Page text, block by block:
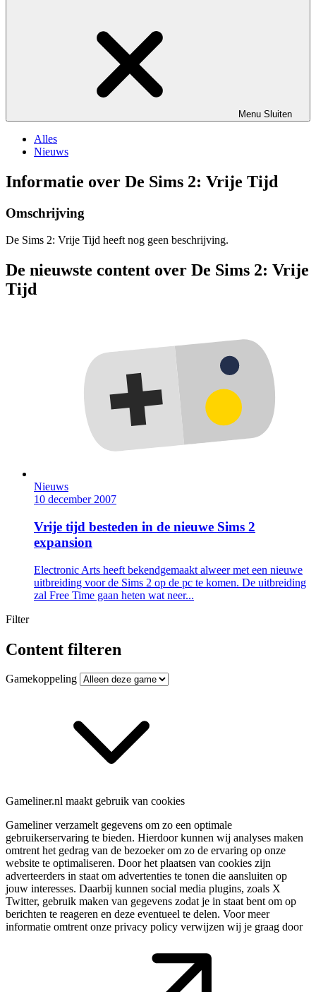
Menu Sluiten
Alles
Nieuws
Informatie over De Sims 2: Vrije Tijd
Omschrijving
De Sims 2: Vrije Tijd heeft nog geen beschrijving.
De nieuwste content over De Sims 2: Vrije
Tijd
Nieuws
10 december 2007
Vrije tijd besteden in de nieuwe Sims 2
expansion
Electronic Arts heeft bekendgemaakt alweer met een nieuwe
uitbreiding voor de Sims 2 op de pc te komen. De uitbreiding
zal Free Time gaan heten wat neer...
Filter
Content filteren
Gamekoppeling
Gameliner.nl maakt gebruik van cookies
Gameliner verzamelt gegevens om zo een optimale
gebruikerservaring te bieden. Hierdoor kunnen wij analyses maken
omtrent het gedrag van de bezoeker om zo de ervaring op onze
website te optimaliseren. Door het plaatsen van cookies zijn
adverteerders in staat om advertenties te tonen die aansluiten op
jouw interesses. Daarbij kunnen social media plugins, zoals X
Twitter, gebruik maken van gegevens zodat je in staat bent om op
berichten te reageren en deze eventueel te delen. Voor meer
informatie omtrent onze privacy policy verwijzen wij je graag door